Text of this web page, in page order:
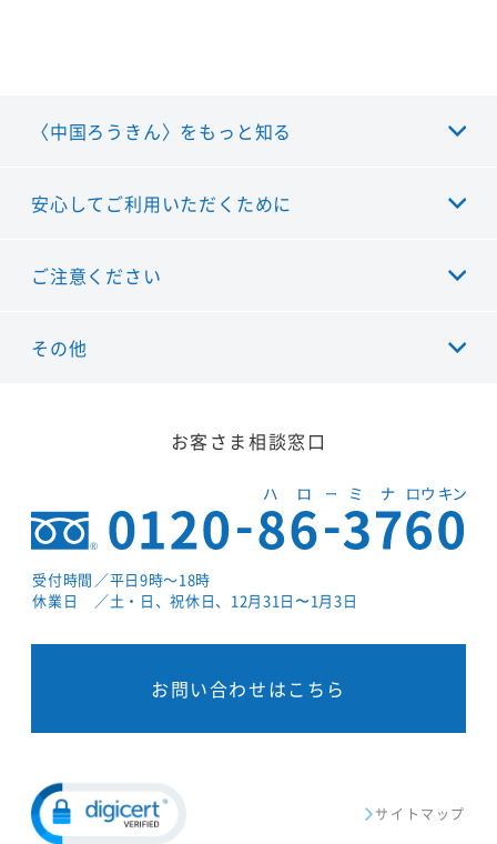
〈中国ろうきん〉をもっと知る
安心してご利用いただくために
ご注意ください
その他
お客さま相談窓口
受付時間 ／平日9時～18時
休業日
／土・日、祝休日、12月31日〜1月3日
お問い合わせはこちら
サイトマップ